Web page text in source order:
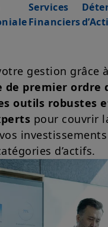
Services
Financiers
gestion grâce à
de premier ordre
outils robustes
pour couvrir
d’actifs.